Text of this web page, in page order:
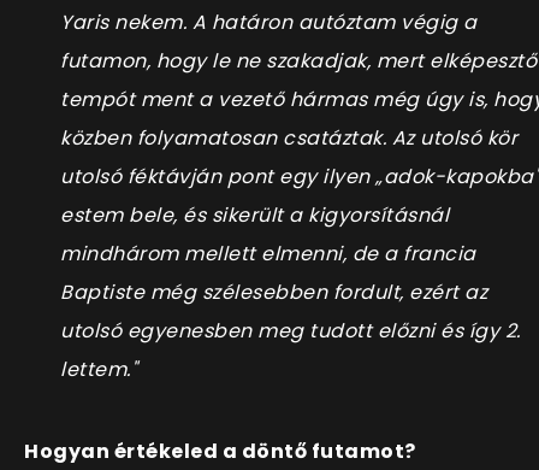
Yaris nekem. A határon autóztam végig a
futamon, hogy le ne szakadjak, mert elképesztő
tempót ment a vezető hármas még úgy is,
közben folyamatosan csatáztak. Az utolsó kör
utolsó féktávján pont egy ilyen „adok-kapokba"
estem bele, és sikerült a kigyorsításnál
mindhárom mellett elmenni, de a francia
Baptiste még szélesebben fordult, ezért az
utolsó egyenesben meg tudott előzni és így 2.
lettem."
Hogyan értékeled a döntő futamot?